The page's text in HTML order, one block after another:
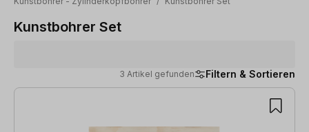
Kunstbohrer Set
3 Artikel gefunden Filtern & Sortieren
3 Artikel gefunden